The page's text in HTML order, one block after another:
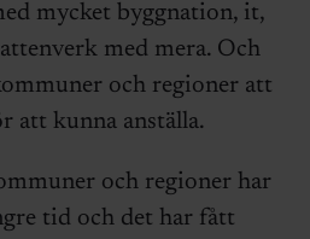
mycket byggnation, it,
med mera. Och
och regioner att
att kunna anställa.
och regioner har
tid och det har fått